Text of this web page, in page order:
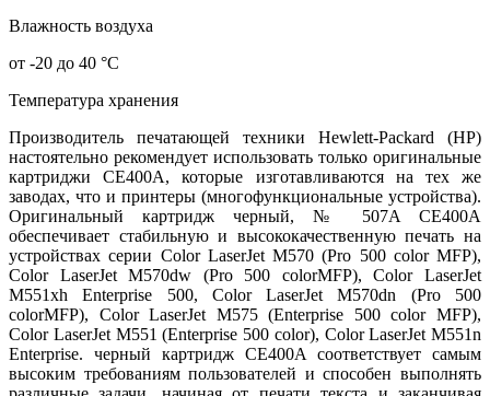
Влажность воздуха
от -20 до 40 °C
Температура хранения
Производитель печатающей техники Hewlett-Packard (HP)
настоятельно рекомендует использовать только оригинальные
картриджи CE400A, которые изготавливаются на тех же
заводах, что и принтеры (многофункциональные устройства).
Оригинальный картридж черный, № 507A CE400A
обеспечивает стабильную и высококачественную печать на
устройствах серии Color LaserJet M570 (Pro 500 color MFP),
Color LaserJet M570dw (Pro 500 colorMFP), Color LaserJet
M551xh Enterprise 500, Color LaserJet M570dn (Pro 500
colorMFP), Color LaserJet M575 (Enterprise 500 color MFP),
Color LaserJet M551 (Enterprise 500 color), Color LaserJet M551n
Enterprise. черный картридж CE400A соответствует самым
высоким требованиям пользователей и способен выполнять